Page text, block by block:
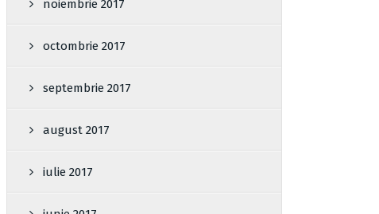
noiembrie 2017
octombrie 2017
septembrie 2017
august 2017
iulie 2017